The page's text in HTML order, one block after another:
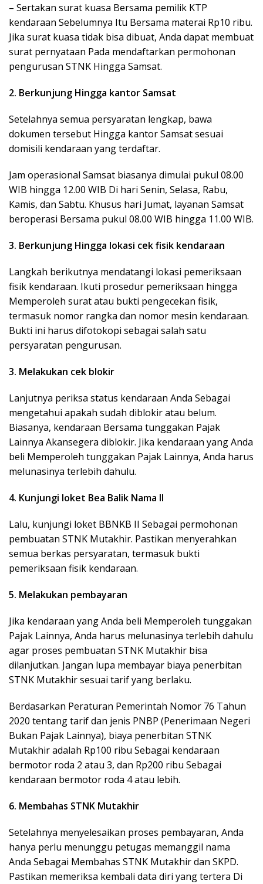
– Sertakan surat kuasa Bersama pemilik KTP
kendaraan Sebelumnya Itu Bersama materai Rp10 ribu.
Jika surat kuasa tidak bisa dibuat, Anda dapat membuat
surat pernyataan Pada mendaftarkan permohonan
pengurusan STNK Hingga Samsat.
2. Berkunjung Hingga kantor Samsat
Setelahnya semua persyaratan lengkap, bawa
dokumen tersebut Hingga kantor Samsat sesuai
domisili kendaraan yang terdaftar.
Jam operasional Samsat biasanya dimulai pukul 08.00
WIB hingga 12.00 WIB Di hari Senin, Selasa, Rabu,
Kamis, dan Sabtu. Khusus hari Jumat, layanan Samsat
beroperasi Bersama pukul 08.00 WIB hingga 11.00 WIB.
3. Berkunjung Hingga lokasi cek fisik kendaraan
Langkah berikutnya mendatangi lokasi pemeriksaan
fisik kendaraan. Ikuti prosedur pemeriksaan hingga
Memperoleh surat atau bukti pengecekan fisik,
termasuk nomor rangka dan nomor mesin kendaraan.
Bukti ini harus difotokopi sebagai salah satu
persyaratan pengurusan.
3. Melakukan cek blokir
Lanjutnya periksa status kendaraan Anda Sebagai
mengetahui apakah sudah diblokir atau belum.
Biasanya, kendaraan Bersama tunggakan Pajak
Lainnya Akansegera diblokir. Jika kendaraan yang Anda
beli Memperoleh tunggakan Pajak Lainnya, Anda harus
melunasinya terlebih dahulu.
4. Kunjungi loket Bea Balik Nama II
Lalu, kunjungi loket BBNKB II Sebagai permohonan
pembuatan STNK Mutakhir. Pastikan menyerahkan
semua berkas persyaratan, termasuk bukti
pemeriksaan fisik kendaraan.
5. Melakukan pembayaran
Jika kendaraan yang Anda beli Memperoleh tunggakan
Pajak Lainnya, Anda harus melunasinya terlebih dahulu
agar proses pembuatan STNK Mutakhir bisa
dilanjutkan. Jangan lupa membayar biaya penerbitan
STNK Mutakhir sesuai tarif yang berlaku.
Berdasarkan Peraturan Pemerintah Nomor 76 Tahun
2020 tentang tarif dan jenis PNBP (Penerimaan Negeri
Bukan Pajak Lainnya), biaya penerbitan STNK
Mutakhir adalah Rp100 ribu Sebagai kendaraan
bermotor roda 2 atau 3, dan Rp200 ribu Sebagai
kendaraan bermotor roda 4 atau lebih.
6. Membahas STNK Mutakhir
Setelahnya menyelesaikan proses pembayaran, Anda
hanya perlu menunggu petugas memanggil nama
Anda Sebagai Membahas STNK Mutakhir dan SKPD.
Pastikan memeriksa kembali data diri yang tertera Di